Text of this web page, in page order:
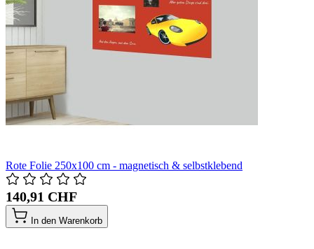
Rote Folie 250x100 cm - magnetisch & selbstklebend
140,91 CHF
In den Warenkorb